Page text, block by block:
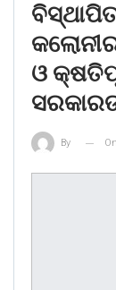
ବିସ୍ଥାପିତ
ଓ
By On